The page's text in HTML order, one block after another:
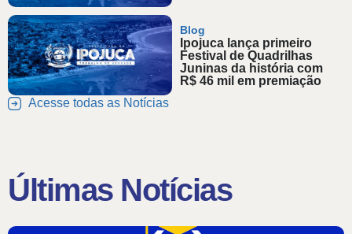
Blog
Ipojuca lança primeiro
Festival de Quadrilhas
Juninas da história com
R$ 46 mil em premiação
Acesse todas as Notícias
Últimas Notícias